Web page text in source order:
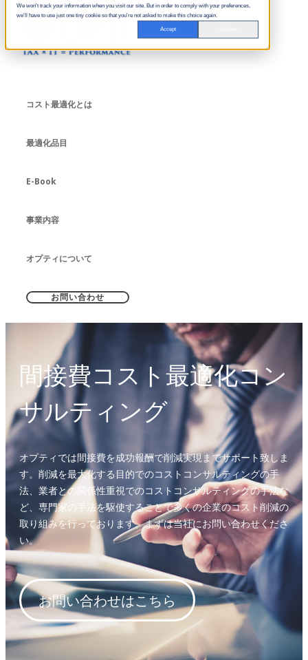
We won't track your information when you visit our site. But in order to comply with your preferences,
we'll have to use just one tiny cookie so that you're not asked to make this choice again.
Accept
コスト最適化とは
最適化品目
E-Book
事業内容
オプティについて
お問い合わせ
間接費コスト最適化コン
サルティング
オプティでは間接費を成功報酬で削減実現までサポート致しま
す。削減を最大化する目的でのコストコンサルティングの手
法、業者との関係性重視でのコストコンサルティングの手法な
ど、専門家の手法を駆使することで多くの企業のコスト削減の
取り組みを行っております。まずは当社にお問い合わせくださ
い。
お問い合わせはこちら